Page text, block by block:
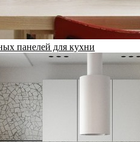
панелей для кухни